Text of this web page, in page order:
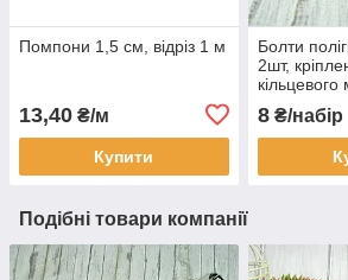
Помпони 1,5 см, відріз 1 м
13,40 ₴/м
Купити
Болти
2шт,
8₴/набір
Подібні товари компанії